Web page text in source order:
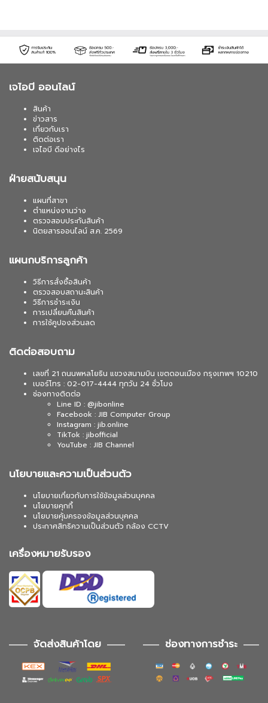
เจไอบี ออนไลน์
สินค้า
ข่าวสาร
เกี่ยวกับเรา
ติดต่อเรา
เจไอบี ดีอย่างไร
ฝ่ายสนับสนุน
แผนที่สาขา
ตำแหน่งงานว่าง
ตรวจสอบประกันสินค้า
นิตยสารออนไลน์ ส.ค. 2569
แผนกบริการลูกค้า
วิธีการสั่งซื้อสินค้า
ตรวจสอบสถานะสินค้า
วิธีการชำระเงิน
การเปลี่ยนคืนสินค้า
การใช้คูปองส่วนลด
ติดต่อสอบถาม
เลขที่ 21 ถนนพหลโยธิน แขวงสนามบิน เขตดอนเมือง กรุงเทพฯ 10210
เบอร์โทร : 02-017-4444 ทุกวัน 24 ชั่วโมง
ช่องทางติดต่อ
Line ID : @jibonline
Facebook : JIB Computer Group
Instagram : jib.online
TikTok : jibofficial
YouTube : JIB Channel
นโยบายและความเป็นส่วนตัว
นโยบายเกี่ยวกับการใช้ข้อมูลส่วนบุคคล
นโยบายคุกกี้
นโยบายคุ้มครองข้อมูลส่วนบุคคล
ประกาศสิทธิความเป็นส่วนตัว กล้อง CCTV
เครื่องหมายรับรอง
จัดส่งสินค้าโดย ช่องทางการชำระ